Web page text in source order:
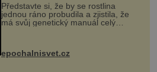
Představte si, že by se rostlina
jednou ráno probudila a zjistila, že
má svůj genetický manuál celý
vstupenka...
epochalnisvet.cz